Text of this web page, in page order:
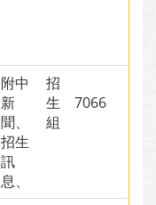
附中
新
聞、
招生
訊
息、
招
生
組
7066